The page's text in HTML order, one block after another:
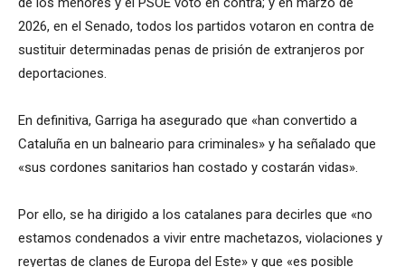
2026, en el Senado, todos los partidos votaron en contra de
sustituir determinadas penas de prisión de extranjeros por
deportaciones.
En definitiva, Garriga ha asegurado que «han convertido a
Cataluña en un balneario para criminales» y ha señalado que
«sus cordones sanitarios han costado y costarán vidas».
Por ello, se ha dirigido a los catalanes para decirles que «no
estamos condenados a vivir entre machetazos, violaciones y
reyertas de clanes de Europa del Este» y que «es posible